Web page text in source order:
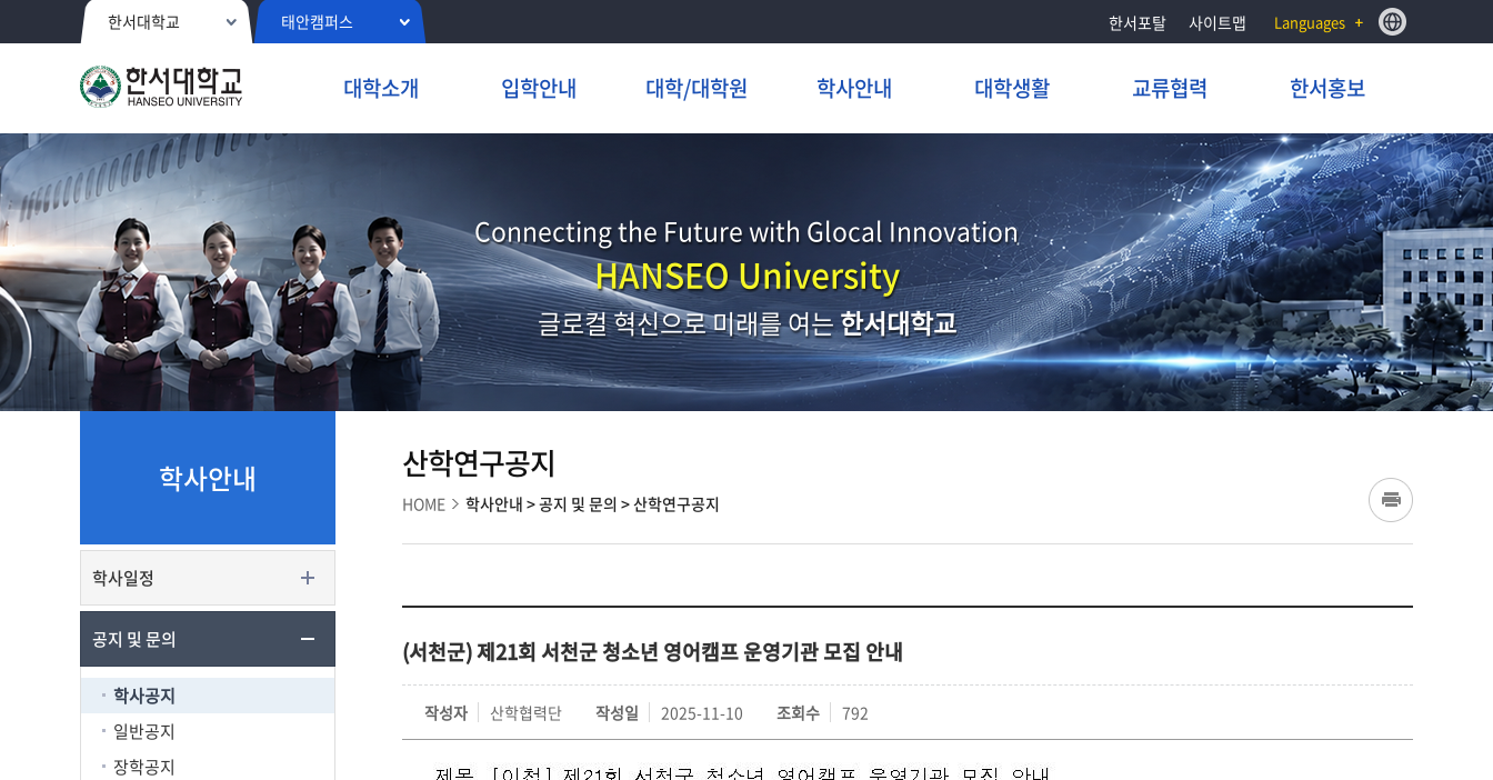
한서대학교 태안캠퍼스 한서포탈 사이트맵 Languages
대학소개 입학안내 대학/대학원 학사안내 대학생활 교류협력 한서홍보
Connecting the Future with Glocal Innovation
HANSEO University
글로컬 혁신으로 미래를 여는한서대학교
학사안내
학사일정
공지 및 문의
학사공지
일반공지
장학공지
산학연구공지
HOME 학사안내 >공지 및 문의 >산학연구공지
(서천군) 제21회 서천군 청소년 영어캠프 운영기관 모집 안내
작성자 산학협력단 작성일 2025-11-10 조회수 792